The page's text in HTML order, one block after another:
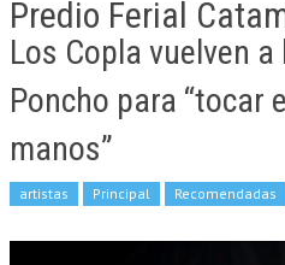
Predio Ferial
Los Copla vuelven
Poncho para “tocar
manos”
artistas Principal Recomendadas